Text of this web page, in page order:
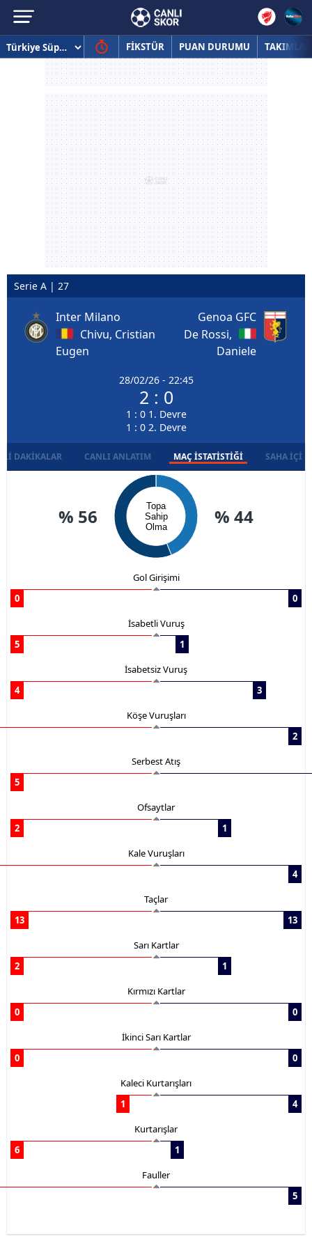
FİKSTÜR PUAN DURUMU TAKIMLAR
Serie A | 27
Inter Milano
Chivu, Cristian
Eugen
28/02/26 - 22:45
2 : 0
1 : 0 1. Devre
1 : 0 2. Devre
Genoa GFC
De Rossi,
Daniele
DAKIKALAR CANLI ANLATIM MAÇ İSTATISTIĞI SAHA İÇI
Topa
Sahip
Olma
% 56 % 44
Gol Girişimi
0
0
İsabetli Vuruş
5
1
İsabetsiz Vuruş
4
3
Köşe Vuruşları
2
Serbest Atış
5
Ofsaytlar
2
1
Kale Vuruşları
4
Taçlar
13
13
Sarı Kartlar
2
1
Kırmızı Kartlar
0
0
İkinci Sarı Kartlar
0
0
Kaleci Kurtarışları
1
4
Kurtarışlar
6
1
Fauller
5